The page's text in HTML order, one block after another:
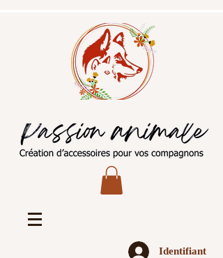
Identifiant